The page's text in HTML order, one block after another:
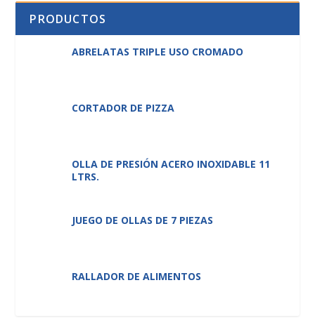
PRODUCTOS
ABRELATAS TRIPLE USO CROMADO
CORTADOR DE PIZZA
OLLA DE PRESIÓN ACERO INOXIDABLE 11
LTRS.
JUEGO DE OLLAS DE 7 PIEZAS
RALLADOR DE ALIMENTOS